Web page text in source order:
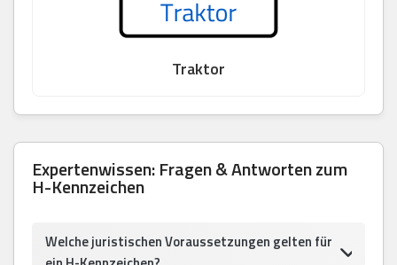
Traktor
Expertenwissen: Fragen & Antworten zum
H-Kennzeichen
Welche juristischen Voraussetzungen gelten für